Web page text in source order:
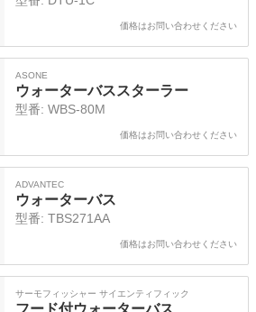
価格はお問い合わせください
ASONE
ウォーターバススターラー
型番: WBS-80M
価格はお問い合わせください
ADVANTEC
ウォーターバス
型番: TBS271AA
価格はお問い合わせください
サーモフィッシャー サイエンティフィック
フード付ウォーターバス